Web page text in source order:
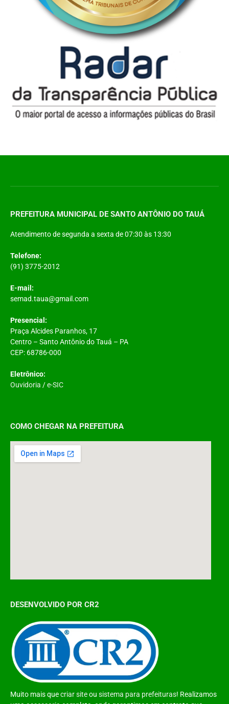
PREFEITURA MUNICIPAL DE SANTO ANTÔNIO DO TAUÁ
Atendimento de segunda a sexta de 07:30 às 13:30
Telefone:
(91) 3775-2012
E-mail:
semad.taua@gmail.com
Presencial:
Praça Alcides Paranhos, 17
Centro – Santo Antônio do Tauá – PA
CEP: 68786-000
Eletrônico:
Ouvidoria /e-SIC
COMO CHEGAR NA PREFEITURA
DESENVOLVIDO POR CR2
Muito mais quecriar siteou sistema para prefeituras! Realizamos